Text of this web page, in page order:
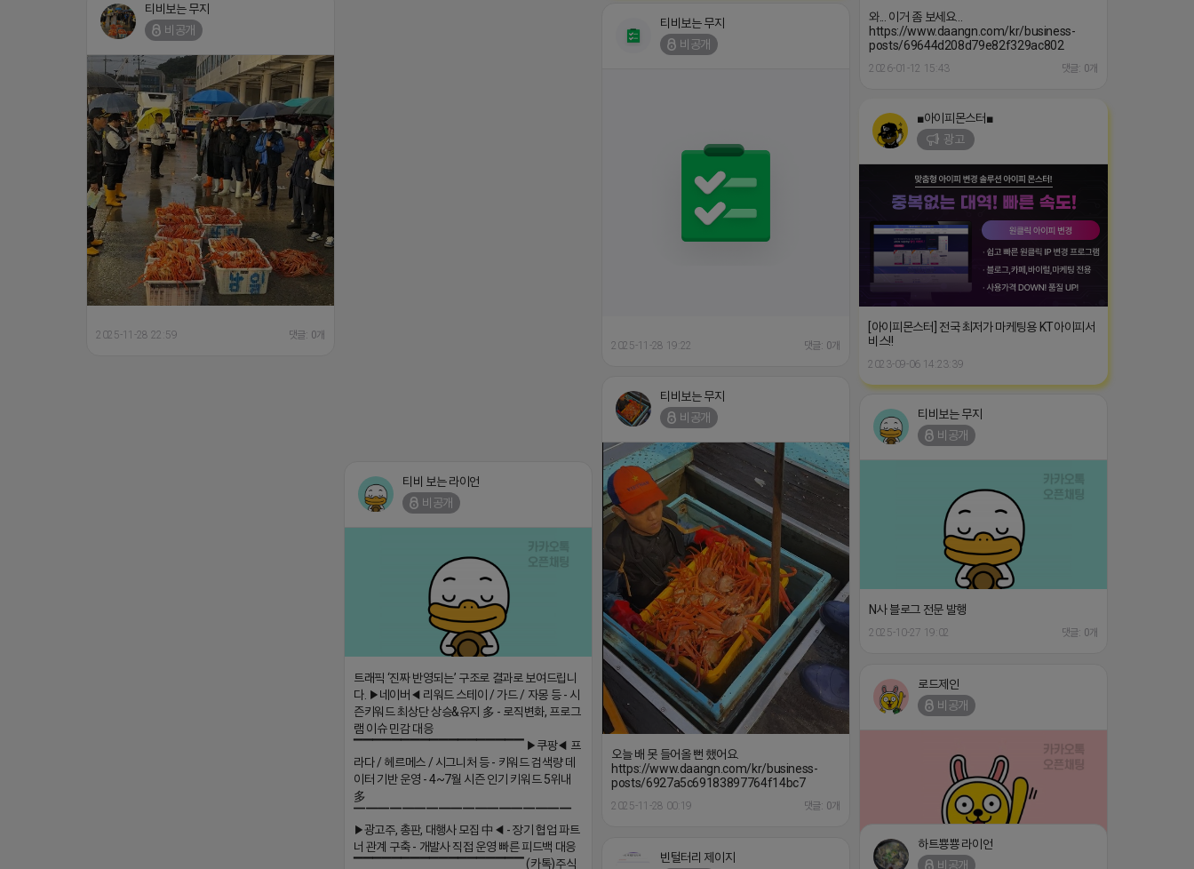
와... 이거 좀 보세요...
https://www.daangn.com/kr/business-
posts/69644d208d79e82f329ac802
2026-01-12 15:43 댓글: 0개
티비보는 무지
비공개
2025-11-28 22:59 댓글: 0개
티비보는 무지
비공개
2025-11-28 19:22 댓글: 0개
■아이피몬스터■
광고
[아이피몬스터] 전국 최저가 마케팅용 KT아이피서
비스!!
2023-09-06 14:23:39
티비보는 무지
비공개
오늘 배 못 들어올 뻔 했어요.
https://www.daangn.com/kr/business-
posts/6927a5c69183897764f14bc7
2025-11-28 00:19 댓글: 0개
티비보는 무지
비공개
N사 블로그 전문 발행
2025-10-27 19:02 댓글: 0개
티비 보는 라이언
비공개
트래픽 ‘진짜 반영되는’ 구조로 결과로 보여드립니
다. ▶네이버◀ 리워드 스테이 / 가드 / 자몽 등 - 시
즌키워드 최상단 상승&유지 多 - 로직변화, 프로그
램 이슈 민감 대응
▔▔▔▔▔▔▔▔▔▔▔▔▔▔▔▔▔▔ ▶쿠팡◀ 프
라다 / 헤르메스 / 시그니처 등 - 키워드 검색량 데
이터 기반 운영 - 4~7월 시즌 인기 키워드 5위내
多
▔▔▔▔▔▔▔▔▔▔▔▔▔▔▔▔▔▔
▶광고주, 총판, 대행사 모집 中◀ - 장기 협업 파트
너 관계 구축 - 개발사 직접 운영 빠른 피드백 대응
▔▔▔▔▔▔▔▔▔▔▔▔▔▔▔▔▔▔ (카톡)주식
로드제인
비공개
하트뿅뿅 라이언
비공개
빈털터리 제이지